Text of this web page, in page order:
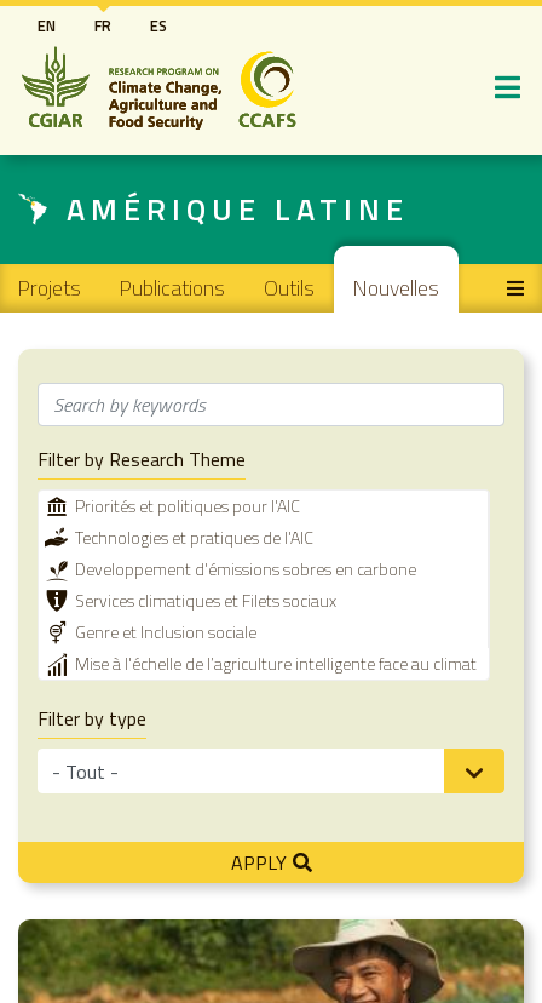
Aller
au
contenu
principal
EN FR ES
AMÉRIQUE LATINE
Main navigation
Projets Publications Outils Nouvelles
Filter by Research Theme
Priorités et politiques pour l'AIC
Technologies et pratiques de l'AIC
Developpement d'émissions sobres en carbone
Services climatiques et Filets sociaux
Genre et Inclusion sociale
Mise à l'échelle de l’agriculture intelligente face au climat
Filter by type
APPLY